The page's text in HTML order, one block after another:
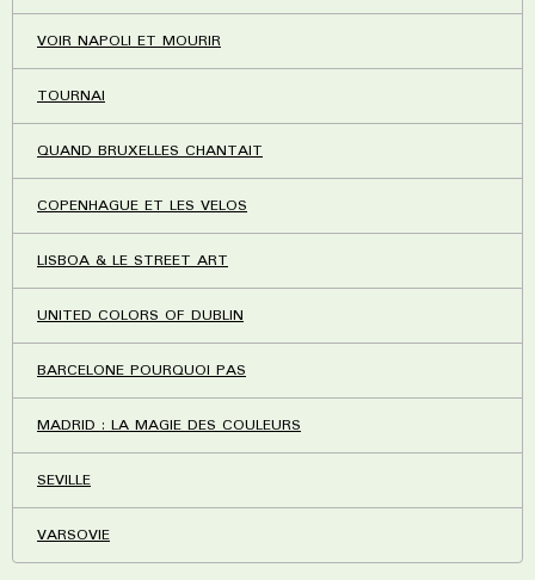
VOIR NAPOLI ET MOURIR
TOURNAI
QUAND BRUXELLES CHANTAIT
COPENHAGUE ET LES VELOS
LISBOA & LE STREET ART
UNITED COLORS OF DUBLIN
BARCELONE POURQUOI PAS
MADRID : LA MAGIE DES COULEURS
SEVILLE
VARSOVIE